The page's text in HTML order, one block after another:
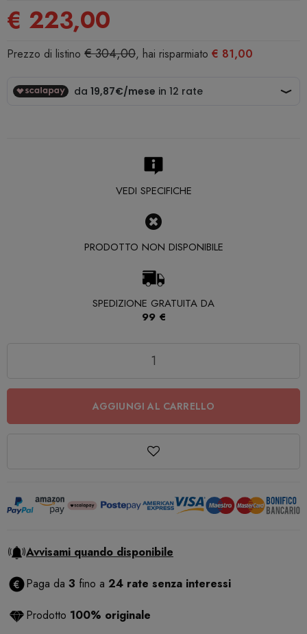
€ 223,00
Prezzo di listino € 304,00, hai risparmiato € 81,00
VEDI SPECIFICHE
PRODOTTO NON DISPONIBILE
SPEDIZIONE GRATUITA DA
99 €
AGGIUNGI AL CARRELLO
Avvisami quando disponibile
Paga da 3 fino a 24 rate senza interessi
Prodotto 100% originale